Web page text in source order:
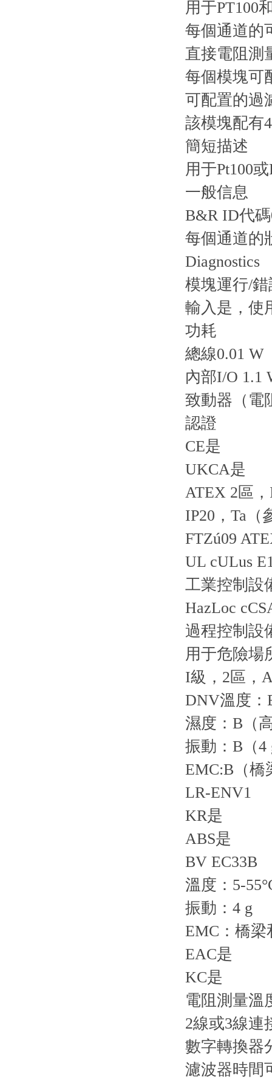
用于PT100
每個通道的
直接電阻測
每個模塊可
可配置的過
該模塊配有
簡短描述
用于Pt100
一般信息
B&R ID代
每個通道的
Diagnostics
模塊運行/
輸入是，使
功耗
總線0.01 W
內部I/O 1.1
致動器（電
認證
CE是
UKCA是
ATEX 2區
IP20，Ta（
FTZú09
UL cULus
工業控制設
HazLoc
過程控制設
用于危險場
I級，2區，
DNV溫度：
濕度：B（
振動：B（4
EMC:B（橋
LR-ENV1
KR是
ABS是
BV EC33B
溫度：5-
振動：4 g
EMC：橋梁
EAC是
KC是
電阻測量溫
2線或3線連
數字轉換器
濾波器時間